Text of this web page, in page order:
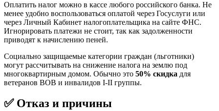
Оплатить налог можно в кассе любого российского банка. Не
менее удобно воспользоваться оплатой через Госуслуги или
через Личный Кабинет налогоплательщика на сайте ФНС.
Игнорировать платежи не стоит, так как задолженности
приводят к начислению пеней.
Социально защищаемые категории граждан (льготники)
могут рассчитывать на снижение налога на землю под
многоквартирным домом. Обычно это 50% скидка для
ветеранов ВОВ и инвалидов I-II группы.
✅ Отказ и причины